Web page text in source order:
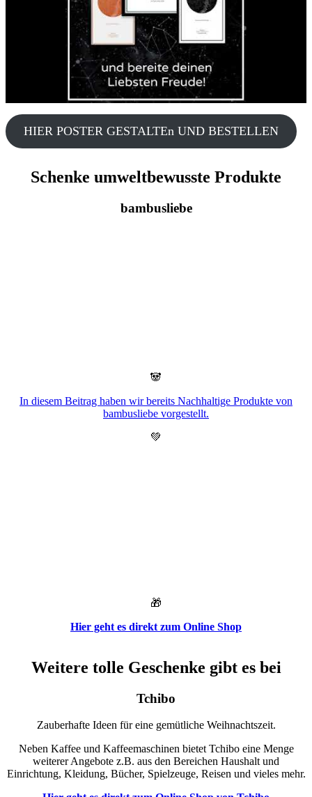
HIER POSTER GESTALTEn UND BESTELLEN
Schenke umweltbewusste Produkte
bambusliebe
🐼
In diesem Beitrag haben wir bereits Nachhaltige Produkte von
bambusliebe vorgestellt.
💚
🎁
Hier geht es direkt zum Online Shop
Weitere tolle Geschenke gibt es bei
Tchibo
Zauberhafte Ideen für eine gemütliche Weihnachtszeit.
Neben Kaffee und Kaffeemaschinen bietet Tchibo eine Menge
weiterer Angebote z.B. aus den Bereichen Haushalt und
Einrichtung, Kleidung, Bücher, Spielzeuge, Reisen und vieles mehr.